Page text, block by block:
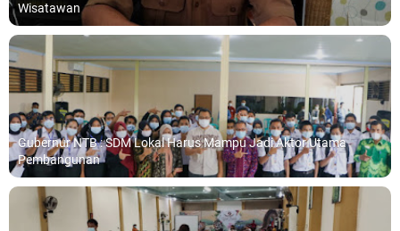
Wisatawan
Gubernur NTB : SDM Lokal Harus Mampu Jadi Aktor Utama
Pembangunan